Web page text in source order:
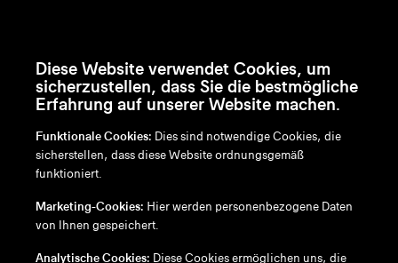
en/nl/fr/de
Disclaimer
Cookie-Richtlinie
Diese Website verwendet Cookies, um
sicherzustellen, dass Sie die bestmögliche
Erfahrung auf unserer Website machen.
Funktionale Cookies: Dies sind notwendige Cookies, die
sicherstellen, dass diese Website ordnungsgemäß
funktioniert.
Marketing-Cookies: Hier werden personenbezogene Daten
von Ihnen gespeichert.
Analytische Cookies: Diese Cookies ermöglichen uns, die